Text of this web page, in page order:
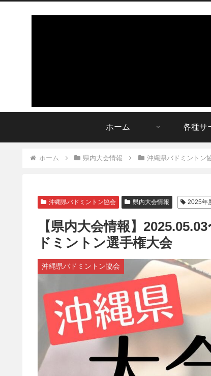
ホーム 各種サ
ホーム 県内大会情報 沖縄県バドミントン
沖縄県バドミントン協会 県内大会情報 2025年
【県内大会情報】
ドミントン選手権大会
沖縄県バドミントン協会